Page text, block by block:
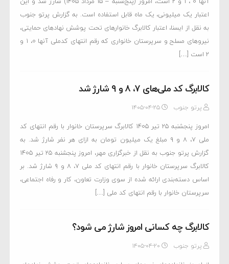
اعتبار یک میلیونی، یک ماه قابل استفاده است. به گزارش پرتو جنوب
به نقل از ایسنا، اعتبار کالابرگ خانوارهای تحت پوشش نهادهای حمایتی،
نیروهای مسلح و سرپرستان خانواری که رقم انتهای کدملی آنها ۰، ۱ و
۲ است […]
کالابرگ کد ملی‌های ۷، ۸ و ۹ شارژ شد
پرتو جنوب ۱۴۰۵-۰۴-۲۵
امروز پنجشنبه ۲۵ تیر ۱۴۰۵ کالابرگ سرپرستان خانوار با رقم انتهای کد
ملی ۷، ۸ و ۹ مبلغ یک میلیون تومان به ازای هر نفر شارژ شد. به
گزارش پرتو جنوب به نقل از خبرگزاری مهر، امروز پنجشنبه ۲۵ تیر ۱۴۰۵
کالابرگ سرپرستان خانوار با رقم انتهای کد ملی ۷، ۸ و ۹ شارژ شد. بر
اساس دسته‌بندی ارائه شده از سوی وزارت تعاون، کار و رفاه اجتماعی،
سرپرستان خانوار با رقم انتهای کد ملی […]
کالابرگ چه کسانی امروز شارژ می شود؟
پرتو جنوب ۱۴۰۵-۰۴-۲۰